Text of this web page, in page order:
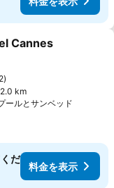
に追加
Cannes
km
ールとサンベッド
だ
料金を表示